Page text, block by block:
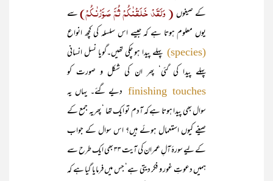
کے صیغوں( وَلَقَدْ خَلَقْنٰکُمْ ثُمَّ صَوَّرْنٰـکُمْ)سے
یوں معلوم ہوتا ہے کہ جیسے اس سلسلہ کی کچھ انواع
(species)
پہلے پیدا ہو چکی تھیں۔گویا نسل انسانی
پہلے پیدا کی گئی‘ پھر ان کی شکل و صورت کو
finishing touches دیے گئے۔ یہاں یہ
سوال بھی پیدا ہوتا ہے کہ آدم تو ایک تھا ‘ پھریہ جمع کے
صیغے کیوں استعمال ہوئے ہیں؟ اس سوال کے جواب
کے لیے سورۂ آلِ عمران کی آیت ۳۳ بھی ایک طرح سے
ہمیں دعوتِ غور و فکر دیتی ہے‘ جس میں فرمایا گیا ہے کہ